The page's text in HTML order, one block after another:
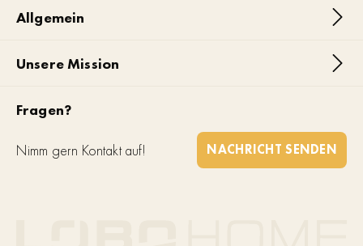
Allgemein
Unsere Mission
Fragen?
Nimm gern Kontakt auf! NACHRICHT SENDEN